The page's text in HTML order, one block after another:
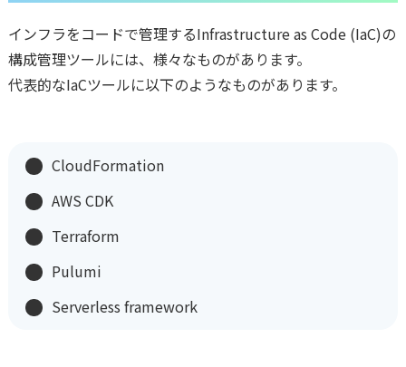
インフラをコードで管理するInfrastructure as Code (IaC)の
構成管理ツールには、様々なものがあります。
代表的なIaCツールに以下のようなものがあります。
CloudFormation
AWS CDK
Terraform
Pulumi
Serverless framework